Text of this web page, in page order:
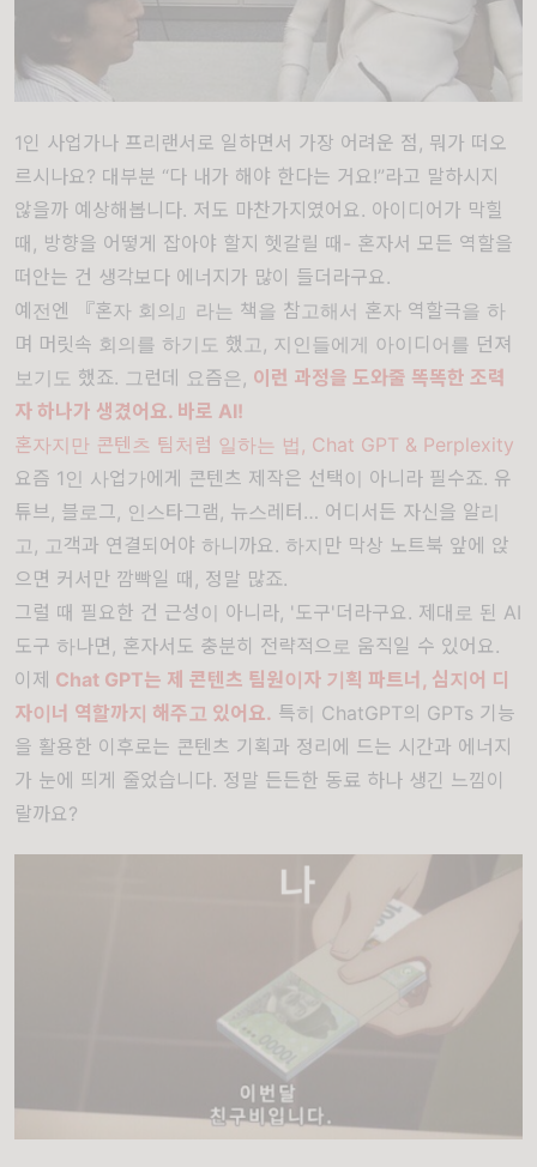
1인 사업가나 프리랜서로 일하면서 가장 어려운 점, 뭐가 떠오
르시나요? 대부분 “다 내가 해야 한다는 거요!”라고 말하시지
않을까 예상해봅니다. 저도 마찬가지였어요. 아이디어가 막힐
때, 방향을 어떻게 잡아야 할지 헷갈릴 때- 혼자서 모든 역할을
떠안는 건 생각보다 에너지가 많이 들더라구요.
예전엔 『혼자 회의』라는 책을 참고해서 혼자 역할극을 하
며 머릿속 회의를 하기도 했고, 지인들에게 아이디어를 던져
보기도 했죠. 그런데 요즘은, 이런 과정을 도와줄 똑똑한 조력
자 하나가 생겼어요. 바로 AI!
혼자지만 콘텐츠 팀처럼 일하는 법, Chat GPT & Perplexity
요즘 1인 사업가에게 콘텐츠 제작은 선택이 아니라 필수죠. 유
튜브, 블로그, 인스타그램, 뉴스레터… 어디서든 자신을 알리
고, 고객과 연결되어야 하니까요. 하지만 막상 노트북 앞에 앉
으면 커서만 깜빡일 때, 정말 많죠.
그럴 때 필요한 건 근성이 아니라, '도구'더라구요. 제대로 된 AI
도구 하나면, 혼자서도 충분히 전략적으로 움직일 수 있어요.
이제 Chat GPT는 제 콘텐츠 팀원이자 기획 파트너, 심지어 디
자이너 역할까지 해주고 있어요. 특히 ChatGPT의 GPTs 기능
을 활용한 이후로는 콘텐츠 기획과 정리에 드는 시간과 에너지
가 눈에 띄게 줄었습니다. 정말 든든한 동료 하나 생긴 느낌이
랄까요?